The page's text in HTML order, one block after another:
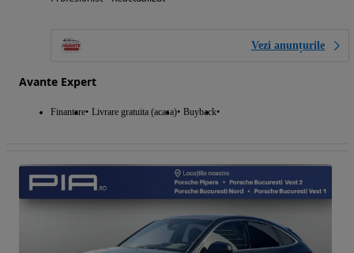
Vezi anunțurile
Avante Expert
Finantare Livrare gratuita (acasa) Buyback